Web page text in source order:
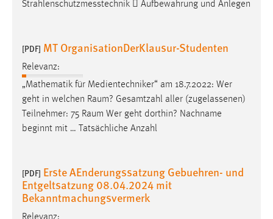
Strahlenschutzmesstechnik  Aufbewahrung und Anlegen
[PDF] MT OrganisationDerKlausur-Studenten
Relevanz:
„Mathematik für Medientechniker“ am 18.7.2022: Wer
geht in welchen Raum? Gesamtzahl aller (zugelassenen)
Teilnehmer: 75 Raum Wer geht dorthin? Nachname
beginnt mit … Tatsächliche Anzahl
[PDF] Erste AEnderungssatzung Gebuehren- und
Entgeltsatzung 08.04.2024 mit
Bekanntmachungsvermerk
Name:
_fbp
Anbieter:
Facebook
Zweck:
3 Monate